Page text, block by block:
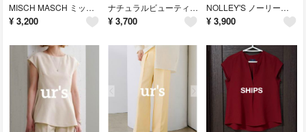
MISCH MASCH ミッシュマッシュ フロントタック フレンチスリーブ ブラウス オフィス オフィスコーデ 通勤
¥ 3,200
ナチュラルビューティーベーシック 楊柳 スタンドカラー ブラウス フレンチスリーブ
¥ 3,700
NOLLEY'S ノーリーズ Ｖネック ギャザー フレンチスリーブ ブラウス パール オフィス オフィスコーデ 通勤 フォーマル
¥ 3,900